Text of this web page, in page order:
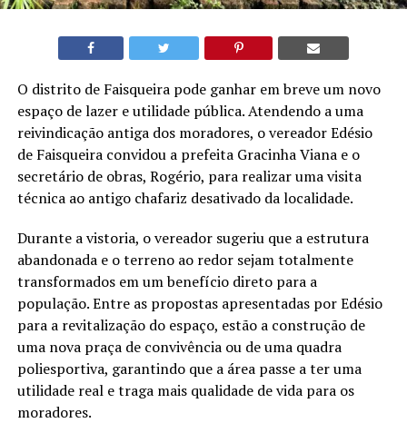
O distrito de Faisqueira pode ganhar em breve um novo
espaço de lazer e utilidade pública. Atendendo a uma
reivindicação antiga dos moradores, o vereador Edésio
de Faisqueira convidou a prefeita Gracinha Viana e o
secretário de obras, Rogério, para realizar uma visita
técnica ao antigo chafariz desativado da localidade.
Durante a vistoria, o vereador sugeriu que a estrutura
abandonada e o terreno ao redor sejam totalmente
transformados em um benefício direto para a
população. Entre as propostas apresentadas por Edésio
para a revitalização do espaço, estão a construção de
uma nova praça de convivência ou de uma quadra
poliesportiva, garantindo que a área passe a ter uma
utilidade real e traga mais qualidade de vida para os
moradores.